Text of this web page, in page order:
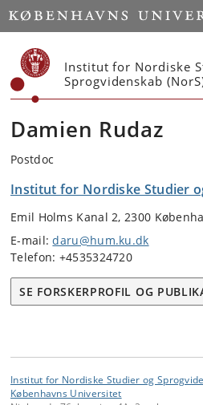
Start
Institut for Nordiske
Sprogvidenskab
Damien Rudaz
Postdoc
Institut for Nordiske Studier
Emil Holms Kanal 2, 2300
E-mail:daru@hum.ku.dk
Telefon: +4535324720
SE FORSKERPROFIL OG
Institut for Nordiske Studier og
Københavns Universitet